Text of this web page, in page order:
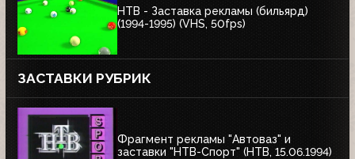
НТВ - Заставка рекламы (бильярд)
(1994-1995) (VHS, 50fps)
ЗАСТАВКИ РУБРИК
Фрагмент рекламы "Автоваз" и
заставки "НТВ-Спорт" (НТВ, 15.06.1994)